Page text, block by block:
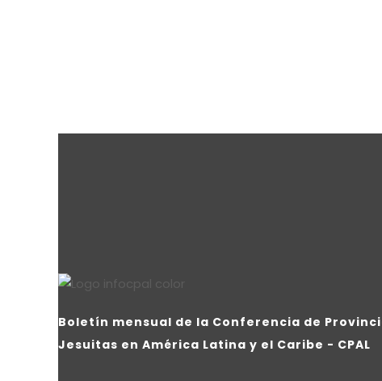
Boletín mensual de la Conferencia de
Jesuitas en América Latina y el Caribe - CPAL